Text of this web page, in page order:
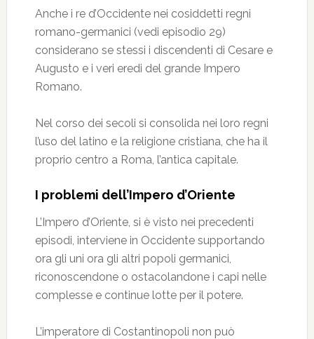
Anche i re d’Occidente nei cosiddetti regni
romano-germanici (vedi episodio 29)
considerano se stessi i discendenti di Cesare e
Augusto e i veri eredi del grande Impero
Romano.
Nel corso dei secoli si consolida nei loro regni
l’uso del latino e la religione cristiana, che ha il
proprio centro a Roma, l’antica capitale.
I problemi dell’Impero d’Oriente
L’Impero d’Oriente, si è visto nei precedenti
episodi, interviene in Occidente supportando
ora gli uni ora gli altri popoli germanici,
riconoscendone o ostacolandone i capi nelle
complesse e continue lotte per il potere.
L’imperatore di Costantinopoli non può